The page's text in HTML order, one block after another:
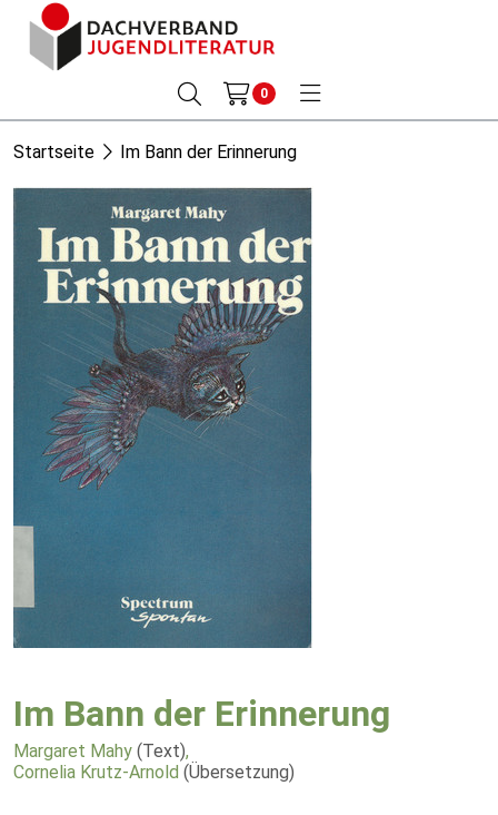
0
Startseite Im Bann der Erinnerung
Im Bann der Erinnerung
Margaret Mahy (Text),
Cornelia Krutz-Arnold (Übersetzung)